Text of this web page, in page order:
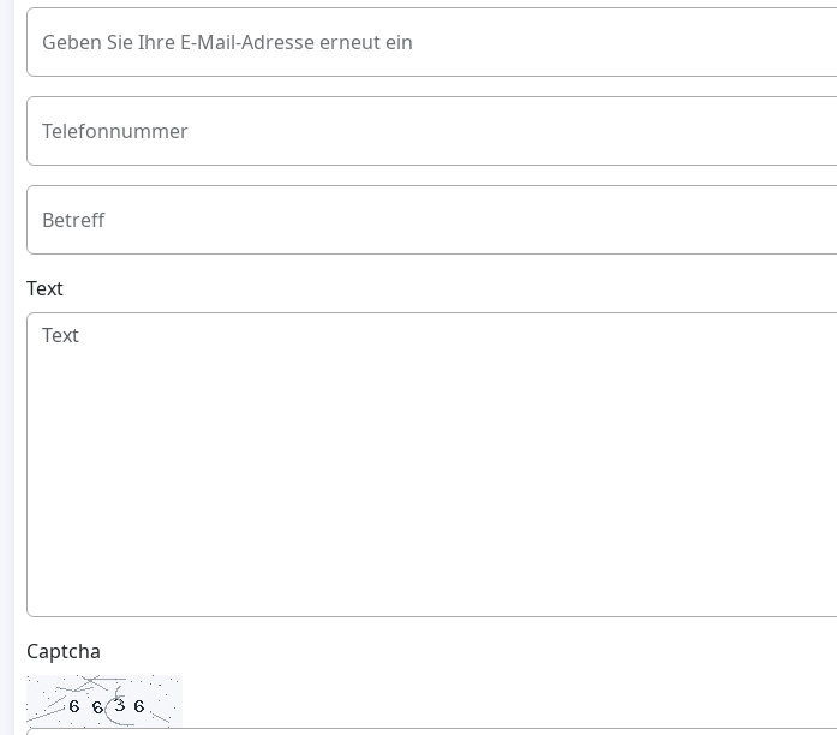
Geben Sie Ihre E-Mail-Adresse erneut ein
Telefonnummer
Betreff
Text
Captcha